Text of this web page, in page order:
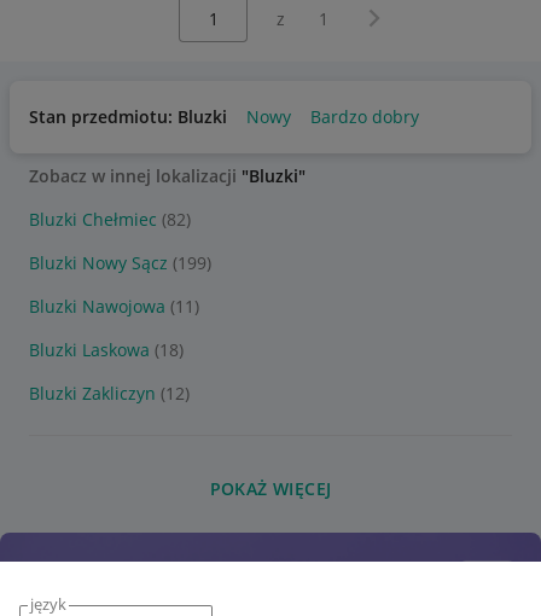
język
z 1 Następna strona
Stan przedmiotu: Bluzki Nowy Bardzo dobry
Zobacz w innej lokalizacji "Bluzki"
Bluzki Chełmiec (82)
Bluzki Nowy Sącz (199)
Bluzki Nawojowa (11)
Bluzki Laskowa (18)
Bluzki Zakliczyn (12)
POKAŻ WIĘCEJ